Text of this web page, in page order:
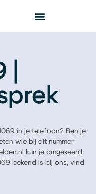
in je telefoon? Ben je
wie bij dit nummer
kun je omgekeerd
bekend is bij ons, vind